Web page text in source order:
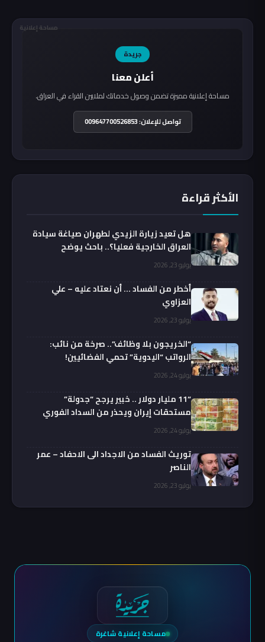
مساحة إعلانية
جريدة
أعلن معنا
مساحة إعلانية مميزة تضمن وصول خدماتك لملايين القراء في العراق.
تواصل للإعلان: 009647700526853
الأكثر قراءة
هل تعيد زيارة الزيدي لطهران صياغة سيادة
العراق الخارجية فعليا؟.. باحث يوضح
يوليو 23, 2026
أخطر من الفساد … أن نعتاد عليه – علي
العزاوي
يوليو 23, 2026
“الخريجون بلا وظائف”.. صرخة من نائب:
الرواتب “اليدوية” تحمي الفضائيين!
يوليو 24, 2026
“11 مليار دولار .. خبير يرجح “جدولة”
مستحقات إيران ويحذر من السداد الفوري
يوليو 24, 2026
توريث الفساد من الاجداد الى الاحفاد – عمر
الناصر
يوليو 23, 2026
مساحة إعلانية شاغرة